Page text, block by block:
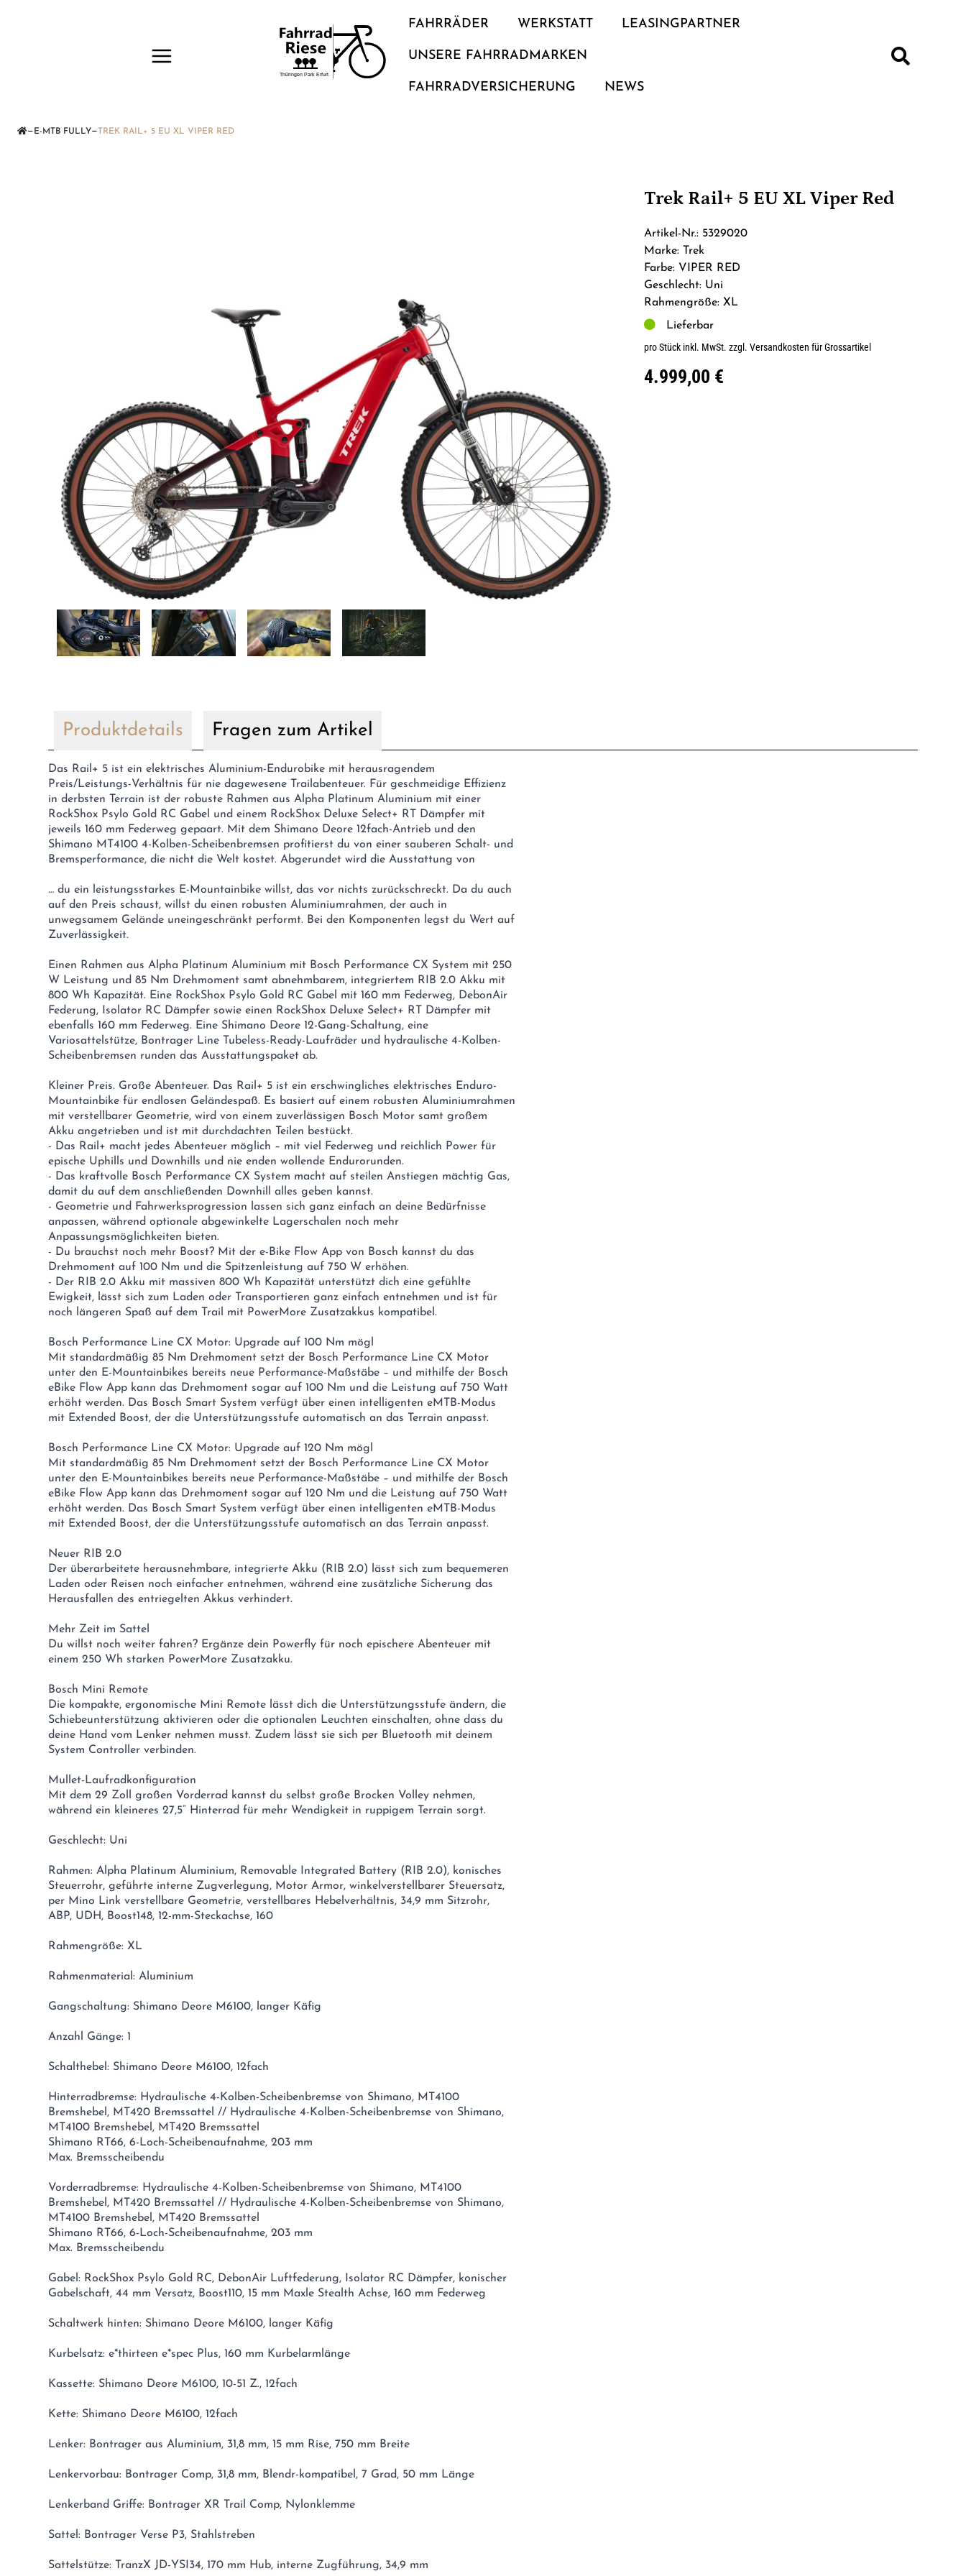
FAHRRÄDER WERKSTATT LEASINGPARTNER
UNSERE FAHRRADMARKEN
FAHRRADVERSICHERUNG NEWS
— E-MTB FULLY—TREK RAIL+ 5 EU XL VIPER RED
Trek Rail+ 5 EU XL Viper Red
Artikel-Nr.: 5329020
Marke: Trek
Farbe: VIPER RED
Geschlecht: Uni
Rahmengröße: XL
Lieferbar
pro Stück inkl. MwSt.zzgl. Versandkosten für Grossartikel
4.999,00 €
Produktdetails Fragen zum Artikel
Das Rail+ 5 ist ein elektrisches Aluminium-Endurobike mit herausragendem
Preis/Leistungs-Verhältnis für nie dagewesene Trailabenteuer. Für geschmeidige Effizienz
in derbsten Terrain ist der robuste Rahmen aus Alpha Platinum Aluminium mit einer
RockShox Psylo Gold RC Gabel und einem RockShox Deluxe Select+ RT Dämpfer mit
jeweils 160 mm Federweg gepaart. Mit dem Shimano Deore 12fach-Antrieb und den
Shimano MT4100 4-Kolben-Scheibenbremsen profitierst du von einer sauberen Schalt- und
Bremsperformance, die nicht die Welt kostet. Abgerundet wird die Ausstattung von
… du ein leistungsstarkes E-Mountainbike willst, das vor nichts zurückschreckt. Da du auch
auf den Preis schaust, willst du einen robusten Aluminiumrahmen, der auch in
unwegsamem Gelände uneingeschränkt performt. Bei den Komponenten legst du Wert auf
Zuverlässigkeit.
Einen Rahmen aus Alpha Platinum Aluminium mit Bosch Performance CX System mit 250
W Leistung und 85 Nm Drehmoment samt abnehmbarem, integriertem RIB 2.0 Akku mit
800 Wh Kapazität. Eine RockShox Psylo Gold RC Gabel mit 160 mm Federweg, DebonAir
Federung, Isolator RC Dämpfer sowie einen RockShox Deluxe Select+ RT Dämpfer mit
ebenfalls 160 mm Federweg. Eine Shimano Deore 12-Gang-Schaltung, eine
Variosattelstütze, Bontrager Line Tubeless-Ready-Laufräder und hydraulische 4-Kolben-
Scheibenbremsen runden das Ausstattungspaket ab.
Kleiner Preis. Große Abenteuer. Das Rail+ 5 ist ein erschwingliches elektrisches Enduro-
Mountainbike für endlosen Geländespaß. Es basiert auf einem robusten Aluminiumrahmen
mit verstellbarer Geometrie, wird von einem zuverlässigen Bosch Motor samt großem
Akku angetrieben und ist mit durchdachten Teilen bestückt.
- Das Rail+ macht jedes Abenteuer möglich – mit viel Federweg und reichlich Power für
epische Uphills und Downhills und nie enden wollende Endurorunden.
- Das kraftvolle Bosch Performance CX System macht auf steilen Anstiegen mächtig Gas,
damit du auf dem anschließenden Downhill alles geben kannst.
- Geometrie und Fahrwerksprogression lassen sich ganz einfach an deine Bedürfnisse
anpassen, während optionale abgewinkelte Lagerschalen noch mehr
Anpassungsmöglichkeiten bieten.
- Du brauchst noch mehr Boost? Mit der e-Bike Flow App von Bosch kannst du das
Drehmoment auf 100 Nm und die Spitzenleistung auf 750 W erhöhen.
- Der RIB 2.0 Akku mit massiven 800 Wh Kapazität unterstützt dich eine gefühlte
Ewigkeit, lässt sich zum Laden oder Transportieren ganz einfach entnehmen und ist für
noch längeren Spaß auf dem Trail mit PowerMore Zusatzakkus kompatibel.
Bosch Performance Line CX Motor: Upgrade auf 100 Nm mögl
Mit standardmäßig 85 Nm Drehmoment setzt der Bosch Performance Line CX Motor
unter den E-Mountainbikes bereits neue Performance-Maßstäbe – und mithilfe der Bosch
eBike Flow App kann das Drehmoment sogar auf 100 Nm und die Leistung auf 750 Watt
erhöht werden. Das Bosch Smart System verfügt über einen intelligenten eMTB-Modus
mit Extended Boost, der die Unterstützungsstufe automatisch an das Terrain anpasst.
Bosch Performance Line CX Motor: Upgrade auf 120 Nm mögl
Mit standardmäßig 85 Nm Drehmoment setzt der Bosch Performance Line CX Motor
unter den E-Mountainbikes bereits neue Performance-Maßstäbe – und mithilfe der Bosch
eBike Flow App kann das Drehmoment sogar auf 120 Nm und die Leistung auf 750 Watt
erhöht werden. Das Bosch Smart System verfügt über einen intelligenten eMTB-Modus
mit Extended Boost, der die Unterstützungsstufe automatisch an das Terrain anpasst.
Neuer RIB 2.0
Der überarbeitete herausnehmbare, integrierte Akku (RIB 2.0) lässt sich zum bequemeren
Laden oder Reisen noch einfacher entnehmen, während eine zusätzliche Sicherung das
Herausfallen des entriegelten Akkus verhindert.
Mehr Zeit im Sattel
Du willst noch weiter fahren? Ergänze dein Powerfly für noch epischere Abenteuer mit
einem 250 Wh starken PowerMore Zusatzakku.
Bosch Mini Remote
Die kompakte, ergonomische Mini Remote lässt dich die Unterstützungsstufe ändern, die
Schiebeunterstützung aktivieren oder die optionalen Leuchten einschalten, ohne dass du
deine Hand vom Lenker nehmen musst. Zudem lässt sie sich per Bluetooth mit deinem
System Controller verbinden.
Mullet-Laufradkonfiguration
Mit dem 29 Zoll großen Vorderrad kannst du selbst große Brocken Volley nehmen,
während ein kleineres 27,5“ Hinterrad für mehr Wendigkeit in ruppigem Terrain sorgt.
Geschlecht: Uni
Rahmen: Alpha Platinum Aluminium, Removable Integrated Battery (RIB 2.0), konisches
Steuerrohr, geführte interne Zugverlegung, Motor Armor, winkelverstellbarer Steuersatz,
per Mino Link verstellbare Geometrie, verstellbares Hebelverhältnis, 34,9 mm Sitzrohr,
ABP, UDH, Boost148, 12-mm-Steckachse, 160
Rahmengröße: XL
Rahmenmaterial: Aluminium
Gangschaltung: Shimano Deore M6100, langer Käfig
Anzahl Gänge: 1
Schalthebel: Shimano Deore M6100, 12fach
Hinterradbremse: Hydraulische 4-Kolben-Scheibenbremse von Shimano, MT4100
Bremshebel, MT420 Bremssattel // Hydraulische 4-Kolben-Scheibenbremse von Shimano,
MT4100 Bremshebel, MT420 Bremssattel
Shimano RT66, 6-Loch-Scheibenaufnahme, 203 mm
Max. Bremsscheibendu
Vorderradbremse: Hydraulische 4-Kolben-Scheibenbremse von Shimano, MT4100
Bremshebel, MT420 Bremssattel // Hydraulische 4-Kolben-Scheibenbremse von Shimano,
MT4100 Bremshebel, MT420 Bremssattel
Shimano RT66, 6-Loch-Scheibenaufnahme, 203 mm
Max. Bremsscheibendu
Gabel: RockShox Psylo Gold RC, DebonAir Luftfederung, Isolator RC Dämpfer, konischer
Gabelschaft, 44 mm Versatz, Boost110, 15 mm Maxle Stealth Achse, 160 mm Federweg
Schaltwerk hinten: Shimano Deore M6100, langer Käfig
Kurbelsatz: e*thirteen e*spec Plus, 160 mm Kurbelarmlänge
Kassette: Shimano Deore M6100, 10-51 Z., 12fach
Kette: Shimano Deore M6100, 12fach
Lenker: Bontrager aus Aluminium, 31,8 mm, 15 mm Rise, 750 mm Breite
Lenkervorbau: Bontrager Comp, 31,8 mm, Blendr-kompatibel, 7 Grad, 50 mm Länge
Lenkerband Griffe: Bontrager XR Trail Comp, Nylonklemme
Sattel: Bontrager Verse P3, Stahlstreben
Sattelstütze: TranzX JD-YSI34, 170 mm Hub, interne Zugführung, 34,9 mm